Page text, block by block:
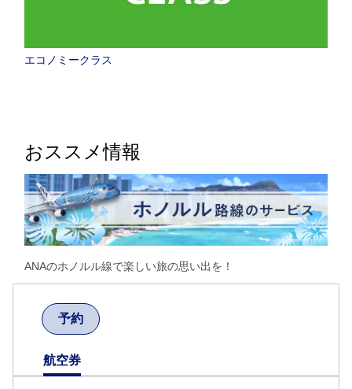
エコノミークラス
おススメ情報
ANAのホノルル線で楽しい旅の思い出を！
予約
航空券